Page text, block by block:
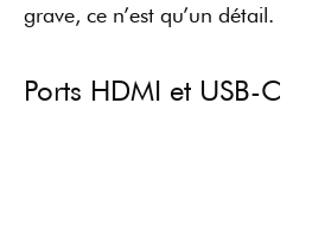
grave, ce n’est qu’un détail.
Ports HDMI et USB-C